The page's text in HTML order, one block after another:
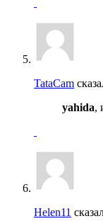
TataCam
yahida,
Helen11